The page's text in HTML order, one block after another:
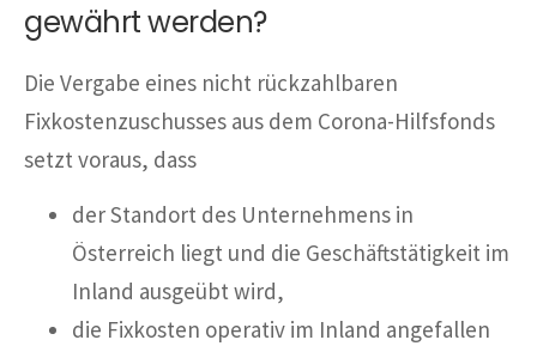
gewährt werden?
Die Vergabe eines nicht rückzahlbaren
Fixkostenzuschusses aus dem Corona-Hilfsfonds
setzt voraus, dass
der Standort des Unternehmens in
Österreich liegt und die Geschäftstätigkeit im
Inland ausgeübt wird,
die Fixkosten operativ im Inland angefallen